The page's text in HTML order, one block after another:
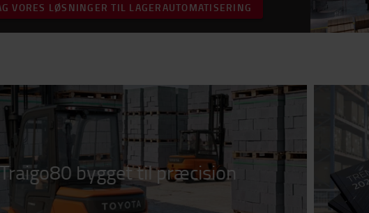
VORES LØSNINGER TIL LAGERAUTOMATISERING
bygget til præcision